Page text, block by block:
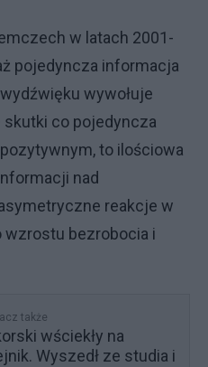
w latach 2001-
pojedyncza informacja
wywołuje
skutki co pojedyncza
to ilościowa
nad
reakcje w
bezrobocia i
także
wściekły na
Wyszedł ze studia i